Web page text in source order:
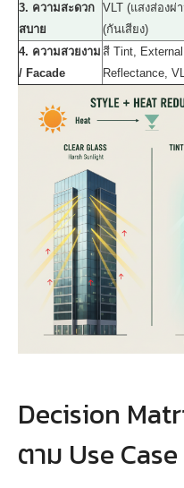
3. ความสะดวก
สบาย
VLT (แสงส่องผ่
(กันเสียง)
4. ความสวยงาม
/ Facade
สี Tint, External
Reflectance,
Decision
ตาม Use Case